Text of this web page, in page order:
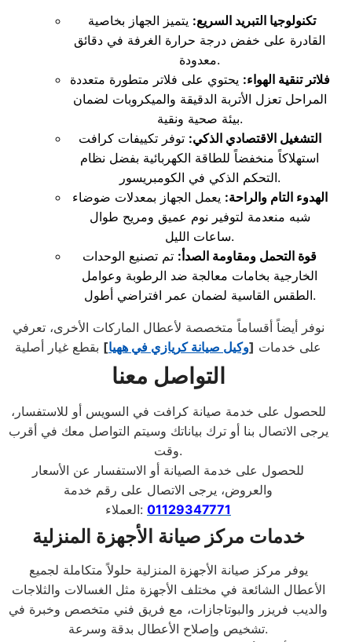
تكنولوجيا التبريد السريع: يتميز الجهاز بخاصية
القادرة على خفض درجة حرارة الغرفة في دقائق
معدودة.
فلاتر تنقية الهواء: يحتوي على فلاتر متطورة متعددة
المراحل تعزل الأتربة الدقيقة والميكروبات لضمان
بيئة صحية ونقية.
التشغيل الاقتصادي الذكي: توفر تكييفات كرافت
استهلاكاً منخفضاً للطاقة الكهربائية بفضل نظام
التحكم الذكي في الكومبريسور.
الهدوء التام والراحة: يعمل الجهاز بمعدلات ضوضاء
شبه منعدمة لتوفير نوم عميق ومريح طوال
ساعات الليل.
قوة التحمل ومقاومة الصدأ: تم تصنيع الوحدات
الخارجية بخامات معالجة ضد الرطوبة وعوامل
الطقس القاسية لضمان عمر افتراضي أطول.
نوفر أيضاً أقساماً متخصصة لأعطال الماركات الأخرى، تعرفي
على خدمات [وكيل صيانة كريازي في ههيا] بقطع غيار أصلية
التواصل معنا
للحصول على خدمة صيانة كرافت في السويس أو للاستفسار،
يرجى الاتصال بنا أو ترك بياناتك وسيتم التواصل معك في أقرب
وقت.
للحصول على خدمة الصيانة أو الاستفسار عن الأسعار
والعروض، يرجى الاتصال على رقم خدمة
العملاء: 01129347771
خدمات مركز صيانة الأجهزة المنزلية
يوفر مركز صيانة الأجهزة المنزلية حلولاً متكاملة لجميع
الأعطال الشائعة في مختلف الأجهزة مثل الغسالات والثلاجات
والديب فريزر والبوتاجازات، مع فريق فني متخصص وخبرة في
تشخيص وإصلاح الأعطال بدقة وسرعة.